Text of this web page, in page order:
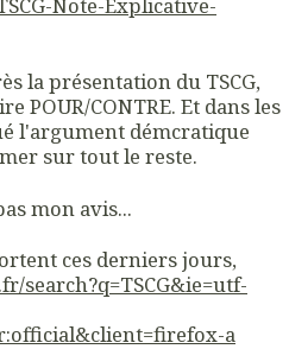
Note-Explicative-
la présentation du TSCG,
POUR/CONTRE. Et dans les
l'argument démcratique
sur tout le reste.
mon avis...
ces derniers jours,
search?q=TSCG&ie=utf-
a